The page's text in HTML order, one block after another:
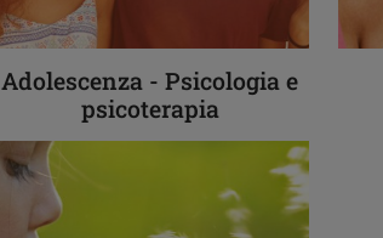
Adolescenza - Psicologia e
psicoterapia